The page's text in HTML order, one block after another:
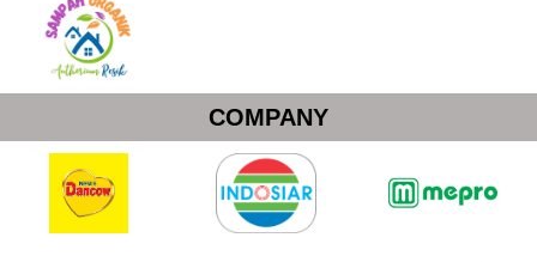
COMPANY